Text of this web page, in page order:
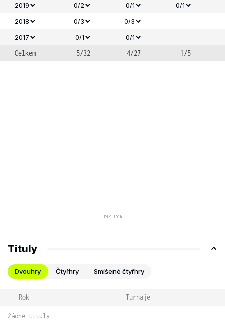
2019 0/2 0/1
0/1
2018
0/3 0/3 -
2017 0/1 0/1
-
Celkem
5/32 4/27 1/5
Tituly
Dvouhry Čtyřhry Smíšené čtyřhry
Rok Turnaje
Žádné tituly